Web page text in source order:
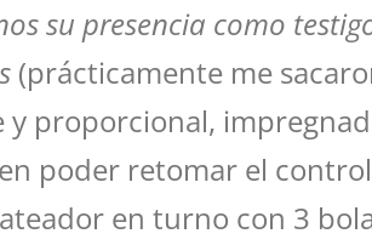
su presencia como
(prácticamente me
proporcional,
poder retomar el
en turno con 3